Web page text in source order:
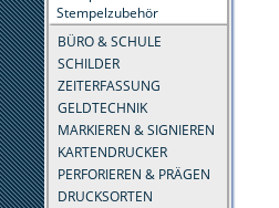
Stempelzubehör
BÜRO & SCHULE
SCHILDER
ZEITERFASSUNG
GELDTECHNIK
MARKIEREN & SIGNIEREN
KARTENDRUCKER
PERFORIEREN & PRÄGEN
DRUCKSORTEN